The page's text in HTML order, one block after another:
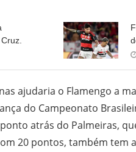
ajudaria o Flamengo a
do Campeonato
atrás do Palmeiras,
20 pontos, também tem